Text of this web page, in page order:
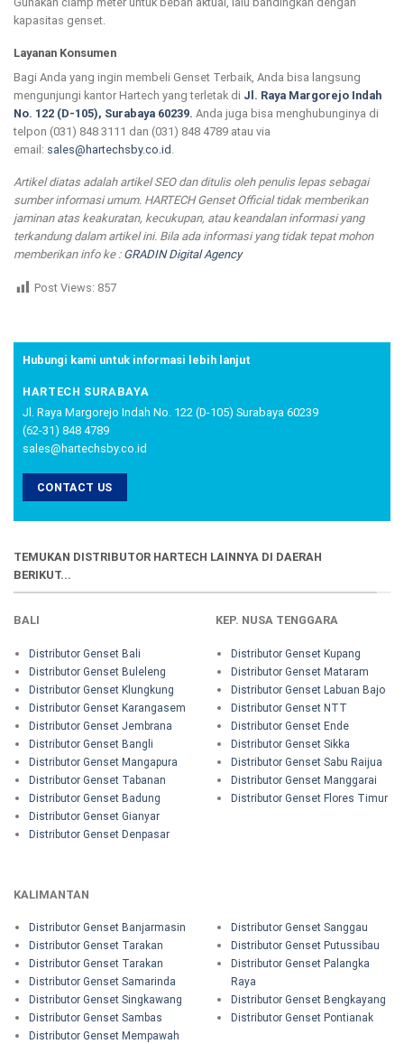
kapasitas genset.
Layanan Konsumen
Bagi Anda yang ingin membeli Genset Terbaik, Anda bisa langsung
mengunjungi kantor Hartech yang terletak di Jl. Raya Margorejo Indah
No. 122 (D-105), Surabaya 60239. Anda juga bisa menghubunginya di
telpon (031) 848 3111 dan (031) 848 4789 atau via
email: sales@hartechsby.co.id
Artikel diatas adalah artikel SEO dan ditulis oleh penulis lepas sebagai
sumber informasi umum. HARTECH Genset Official tidak memberikan
jaminan atas keakuratan, kecukupan, atau keandalan informasi yang
terkandung dalam artikel ini. Bila ada informasi yang tidak tepat mohon
memberikan info ke : GRADIN Digital Agency
Post Views: 857
Hubungi kami untuk informasi lebih lanjut
HARTECH SURABAYA
Jl. Raya Margorejo Indah No. 122 (D-105) Surabaya 60239
(62-31) 848 4789
sales@hartechsby.co.id
CONTACT US
TEMUKAN DISTRIBUTOR HARTECH LAINNYA DI DAERAH
BERIKUT...
BALI
Distributor Genset Bali
Distributor Genset Buleleng
Distributor Genset Klungkung
Distributor Genset Karangasem
Distributor Genset Jembrana
Distributor Genset Bangli
Distributor Genset Mangapura
Distributor Genset Tabanan
Distributor Genset Badung
Distributor Genset Gianyar
Distributor Genset Denpasar
KEP. NUSA TENGGARA
Distributor Genset Kupang
Distributor Genset Mataram
Distributor Genset Labuan Bajo
Distributor Genset NTT
Distributor Genset Ende
Distributor Genset Sikka
Distributor Genset Sabu Raijua
Distributor Genset Manggarai
Distributor Genset Flores Timur
KALIMANTAN
Distributor Genset Banjarmasin
Distributor Genset Tarakan
Distributor Genset Tarakan
Distributor Genset Samarinda
Distributor Genset Singkawang
Distributor Genset Sambas
Distributor Genset Mempawah
Distributor Genset Sanggau
Distributor Genset Putussibau
Distributor Genset Palangka
Raya
Distributor Genset Bengkayang
Distributor Genset Pontianak